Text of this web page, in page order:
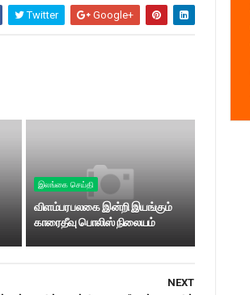
Twitter Google+
இலங்கை செய்தி
விளம்பர பலகை இன்றி இயங்கும்
காரைதீவு பொலிஸ் நிலையம்
NEXT